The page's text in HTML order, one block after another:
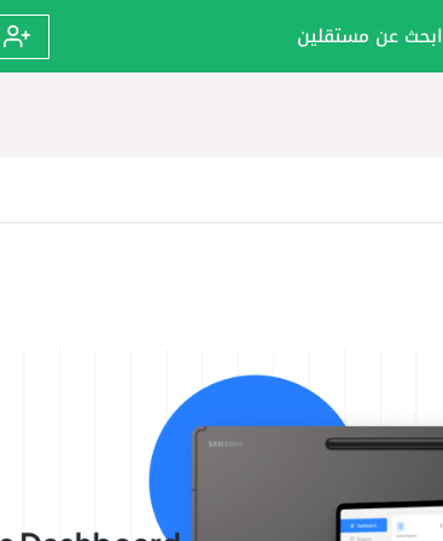
ابحث عن مستقلين